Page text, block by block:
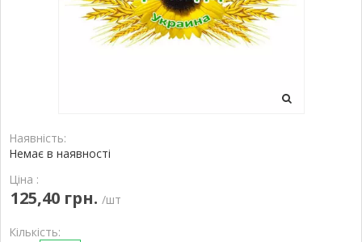
Наявність:
Немає в наявності
Ціна :
125,40 грн. /шт
Кількість: